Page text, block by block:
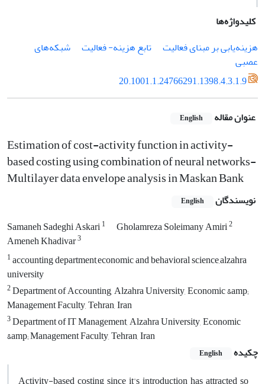
کلیدواژه‌ها
هزینه‌یابی بر مبنای فعالیت
تابع هزینه- فعالیت
شبکه‌های
عصبی
20.1001.1.24766291.1398.4.3.1.9
عنوان مقاله English
Estimation of cost-activity function in activity-
based costing using combination of neural networks-
Multilayer data envelope analysis in Maskan Bank
نویسندگان English
Samaneh Sadeghi Askari1 Gholamreza Soleimany Amiri2
Ameneh Khadivar3
1accounting department,economic and behavioral science,alzahra
university
2Department of Accounting, Alzahra University, Economic &amp;
Management Faculty, Tehran, Iran
3Department of IT Management, Alzahra University, Economic
&amp; Management Faculty, Tehran, Iran
چکیده
English